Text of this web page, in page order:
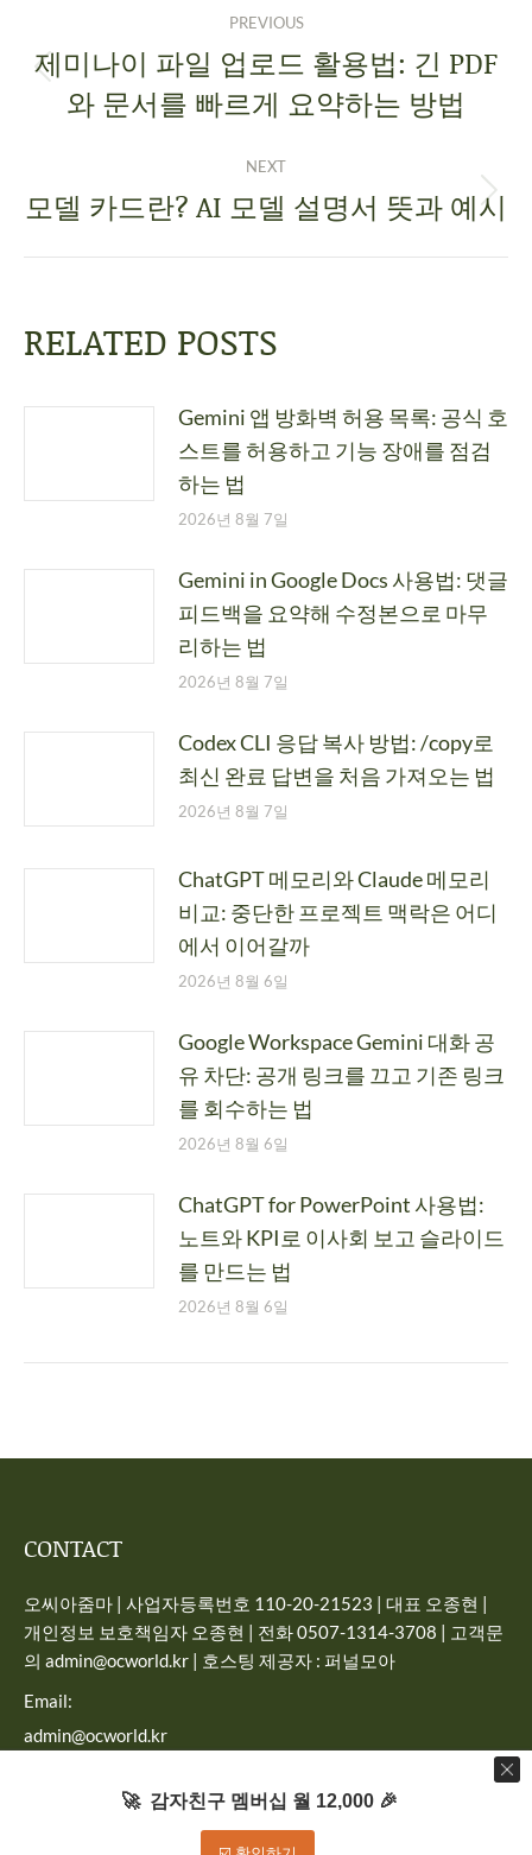
PREVIOUS
제미나이 파일 업로드 활용법: 긴 PDF
와 문서를 빠르게 요약하는 방법
NEXT
모델 카드란? AI 모델 설명서 뜻과 예시
RELATED POSTS
Gemini 앱 방화벽 허용 목록: 공식 호
스트를 허용하고 기능 장애를 점검
하는 법
2026년 8월 7일
Gemini in Google Docs 사용법: 댓글
피드백을 요약해 수정본으로 마무
리하는 법
2026년 8월 7일
Codex CLI 응답 복사 방법: /copy로
최신 완료 답변을 처음 가져오는 법
2026년 8월 7일
ChatGPT 메모리와 Claude 메모리
비교: 중단한 프로젝트 맥락은 어디
에서 이어갈까
2026년 8월 6일
Google Workspace Gemini 대화 공
유 차단: 공개 링크를 끄고 기존 링크
를 회수하는 법
2026년 8월 6일
ChatGPT for PowerPoint 사용법:
노트와 KPI로 이사회 보고 슬라이드
를 만드는 법
2026년 8월 6일
CONTACT
오씨아줌마 | 사업자등록번호 110-20-21523 | 대표 오종현 |
개인정보 보호책임자 오종현 | 전화 0507-1314-3708 | 고객문
의 admin@ocworld.kr | 호스팅 제공자 : 퍼널모아
Email:
admin@ocworld.kr
🚀 감자친구 멤버십 월 12,000 🎉